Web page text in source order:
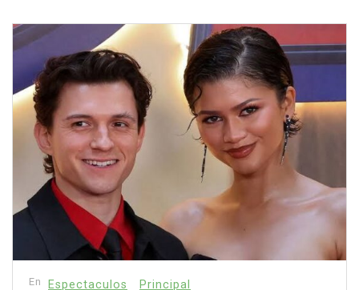
En Principal